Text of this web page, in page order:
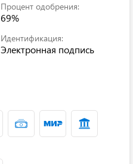
Процент одобрения:
69%
Идентификация:
Электронная подпись